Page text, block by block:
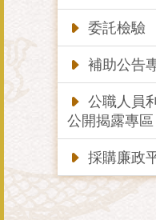
委託檢驗
補助公告
公職人員
公開揭露專區
採購廉政